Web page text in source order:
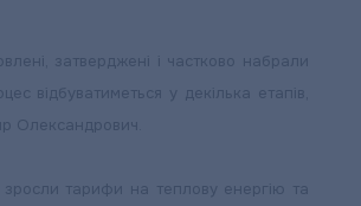
затверджені і частково набрали
відбуватиметься у декілька етапів,
Олександрович.
тарифи на теплову енергію та